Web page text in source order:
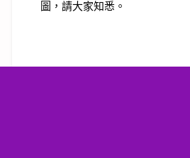
圖，請大家知悉。